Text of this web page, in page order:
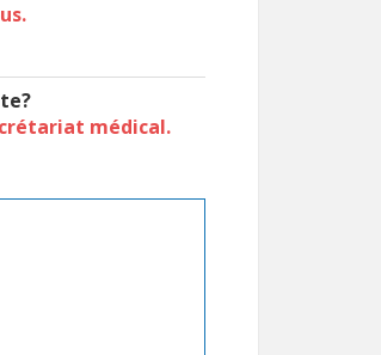
médical.